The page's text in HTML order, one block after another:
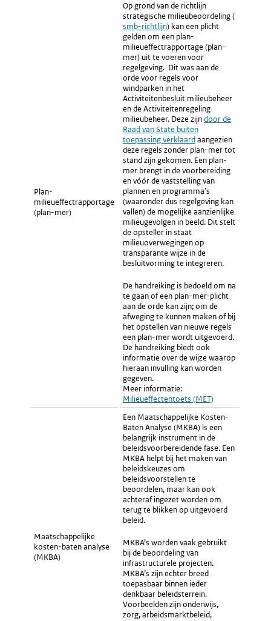
Plan-
milieueffectrapportage
(plan-mer)
Op grond van de richtlijn
strategische milieubeoordeling (
smb-richtlijn) kan een plicht
gelden om een plan-
milieueffectrapportage (plan-
mer) uit te voeren voor
regelgeving. Dit was aan de
orde voor regels voor
windparken in het
Activiteitenbesluit milieubeheer
en de Activiteitenregeling
milieubeheer. Deze zijnExterne
door de
Raad van State buiten
toepassing verklaardaangezien
deze regels zonder plan-mer tot
stand zijn gekomen. Een plan-
mer brengt in de voorbereiding
en vóór de vaststelling van
plannen en programma's
(waaronder dus regelgeving kan
vallen) de mogelijke aanzienlijke
milieugevolgen in beeld. Dit stelt
de opsteller in staat
milieuoverwegingen op
transparante wijze in de
besluitvorming te integreren.
De handreiking is bedoeld om na
te gaan of een plan-mer-plicht
aan de orde kan zijn; om de
afweging te kunnen maken of bij
het opstellen van nieuwe regels
een plan-mer wordt uitgevoerd.
De handreiking biedt ook
informatie over de wijze waarop
hieraan invulling kan worden
gegeven.
Meer informatie:
Milieueffectentoets (MET)
Maatschappelijke
kosten-baten analyse
(MKBA)
Een Maatschappelijke Kosten-
Baten Analyse (MKBA) is een
belangrijk instrument in de
beleidsvoorbereidende fase. Een
MKBA helpt bij het maken van
beleidskeuzes om
beleidsvoorstellen te
beoordelen, maar kan ook
achteraf ingezet worden om
terug te blikken op uitgevoerd
beleid.
MKBA’s worden vaak gebruikt
bij de beoordeling van
infrastructurele projecten.
MKBA’s zijn echter breed
toepasbaar binnen ieder
denkbaar beleidsterrein.
Voorbeelden zijn onderwijs,
zorg, arbeidsmarktbeleid,